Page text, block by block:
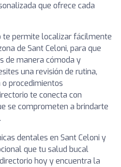
que ofrece cada
te permite localizar fácilmente
de Sant Celoni, para que
de manera cómoda y
una revisión de rutina,
procedimientos
te conecta con
se comprometen a brindarte
dentales en Sant Celoni y
que tu salud bucal
hoy y encuentra la